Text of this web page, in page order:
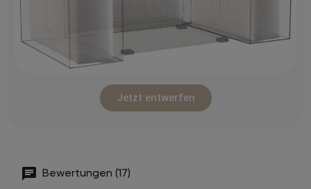
Jetzt entwerfen
Bewertungen (17)